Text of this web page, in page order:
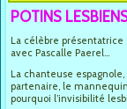
POTINS
La célèbre présentatrice
avec Pascalle Paerel...
La chanteuse
partenaire, le
pourquoi l’invisibilité